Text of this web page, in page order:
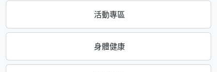
活動專區
身體健康